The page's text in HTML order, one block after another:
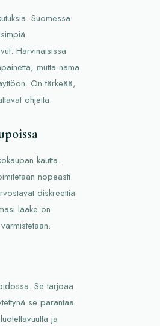
Suomessa
Harvinaisissa
mutta nämä
On tärkeää,
ohjeita.
kautta.
nopeasti
diskreettiä
lääke on
Se tarjoaa
se parantaa
ja